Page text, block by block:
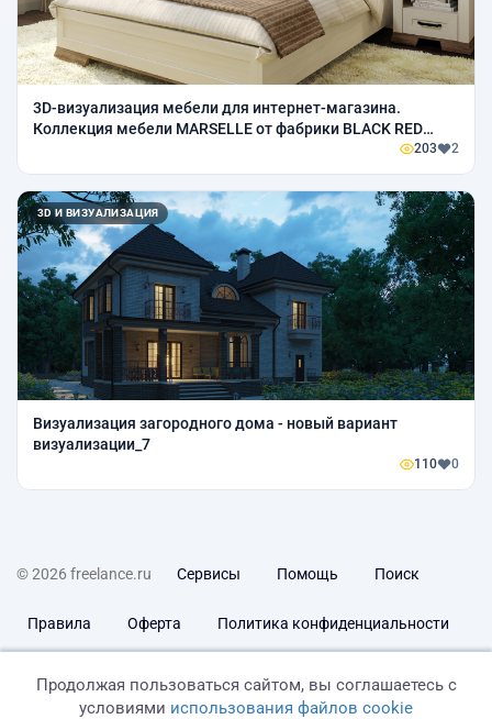
3D-визуализация мебели для интернет-магазина.
Коллекция мебели MARSELLE от фабрики BLACK RED
203 2
3D И ВИЗУАЛИЗАЦИЯ
Визуализация загородного дома - новый вариант
визуализации_7
110 0
© 2026 freelance.ru Сервисы Помощь Поиск
Правила Оферта Политика конфиденциальности
Продолжая пользоваться сайтом, вы соглашаетесь с
условиями использования файлов cookie